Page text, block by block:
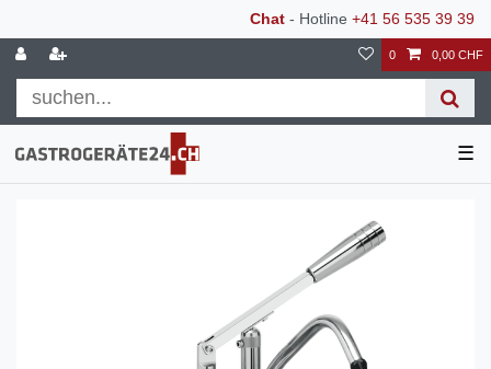
Chat - Hotline +41 56 535 39 39
0 0,00 CHF
☰